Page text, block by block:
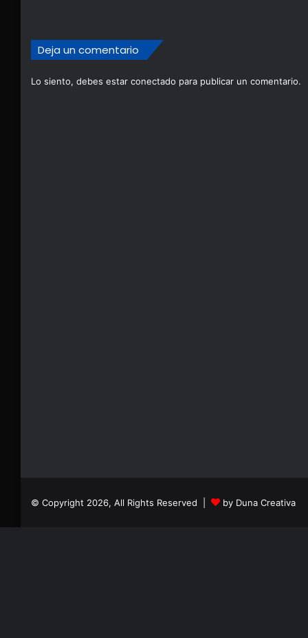
Deja un comentario
Lo siento, debes estar conectado para publicar un comentario.
© Copyright 2026, All Rights Reserved | by Duna Creativa